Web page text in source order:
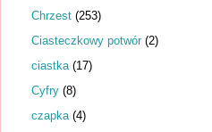
Chrzest (253)
Ciasteczkowy potwór (2)
ciastka (17)
Cyfry (8)
czapka (4)